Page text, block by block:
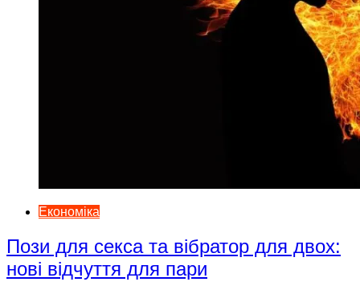
Економіка
Пози для секса та вібратор для двох:
нові відчуття для пари